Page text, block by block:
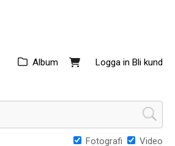
Logga in Bli kund
Album
Fotografi Video